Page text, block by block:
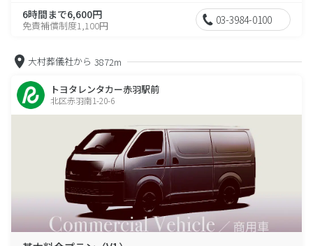
6時間まで6,600円
免責補償制度1,100円 03-3984-0100
大村葬儀社から 3872m
トヨタレンタカー赤羽駅前
北区赤羽南1-20-6